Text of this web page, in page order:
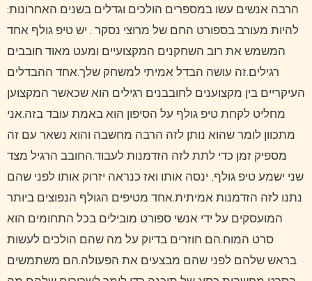
הרבה אנשים עשו במספרים הולכים וגדלים בשנים האחרונות:
להיות מעורב בספורט החם של מרוצי נסקר . יש טיפ גולף אחד
המשמש את רוב השחקנים המקצועיים ומעט מאוד חובבים
רגילים.זה עושה הבדל אמיתי למשחק שלך.אחד ההבדלים
העיקריים בין מקצוענים לחובבנים רגילים הוא שכאשר המקצוען
מחליט לקחת טיפ גולף על הסיפון הוא באמת עובד בזה.אני
מתכוון לומר שהוא נותן לזה הרבה מחשבה והוא נשאר עם זה
מספיק זמן כדי לתת לזה הזדמנות לעבוד.החובב הרגיל מצד
שני ישמע טיפ גולף, ינסה אותו ואז כנראה יזרוק אותו לפני שהם
נתנו לזה הזדמנות אמיתית.אחד מטיפים הגולף הנפוצים ביותר
המועסקים על ידי אנשי ספורט מובילים בכל התחומים הוא
סרט המוח.הם חוזרים בדיוק על מה שהם הולכים לעשות
בראש שלהם לפני שהם מבצעים את הפעולה.הם משתמשים